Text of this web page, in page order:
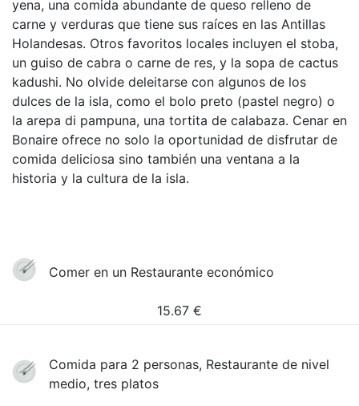
yena, una comida abundante de queso relleno de
carne y verduras que tiene sus raíces en las Antillas
Holandesas. Otros favoritos locales incluyen el stoba,
un guiso de cabra o carne de res, y la sopa de cactus
kadushi. No olvide deleitarse con algunos de los
dulces de la isla, como el bolo preto (pastel negro) o
la arepa di pampuna, una tortita de calabaza. Cenar en
Bonaire ofrece no solo la oportunidad de disfrutar de
comida deliciosa sino también una ventana a la
historia y la cultura de la isla.
Comer en un Restaurante económico
15.67 €
Comida para 2 personas, Restaurante de nivel
medio, tres platos